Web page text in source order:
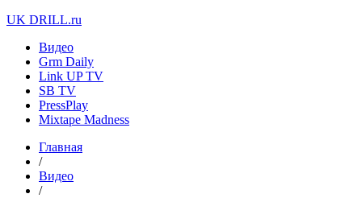
UK DRILL.ru
Видео
Grm Daily
Link UP TV
SB TV
PressPlay
Mixtape Madness
Главная
/
Видео
/